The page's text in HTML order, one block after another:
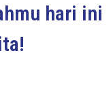
hari ini